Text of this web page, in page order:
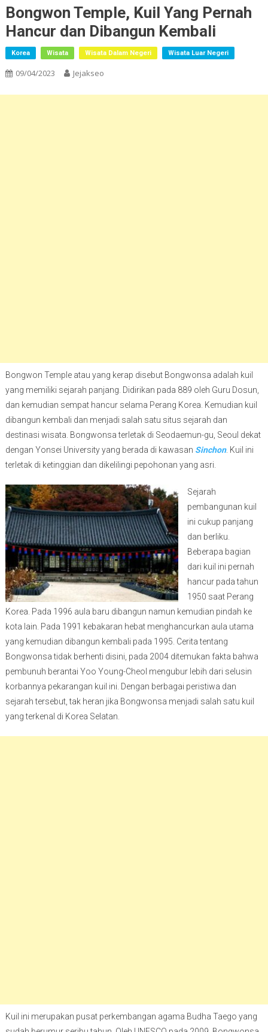
Bongwon Temple, Kuil Yang Pernah
Hancur dan Dibangun Kembali
Korea Wisata Wisata Dalam Negeri Wisata Luar Negeri
09/04/2023 Jejakseo
Bongwon Temple atau yang kerap disebut Bongwonsa adalah kuil
yang memiliki sejarah panjang. Didirikan pada 889 oleh Guru Dosun,
dan kemudian sempat hancur selama Perang Korea. Kemudian kuil
dibangun kembali dan menjadi salah satu situs sejarah dan
destinasi wisata. Bongwonsa terletak di Seodaemun-gu, Seoul dekat
dengan Yonsei University yang berada di kawasan Sinchon. Kuil ini
terletak di ketinggian dan dikelilingi pepohonan yang asri.
Sejarah
pembangunan kuil
ini cukup panjang
dan berliku.
Beberapa bagian
dari kuil ini pernah
hancur pada tahun
1950 saat Perang
Korea. Pada 1996 aula baru dibangun namun kemudian pindah ke
kota lain. Pada 1991 kebakaran hebat menghancurkan aula utama
yang kemudian dibangun kembali pada 1995. Cerita tentang
Bongwonsa tidak berhenti disini, pada 2004 ditemukan fakta bahwa
pembunuh berantai Yoo Young-Cheol mengubur lebih dari selusin
korbannya pekarangan kuil ini. Dengan berbagai peristiwa dan
sejarah tersebut, tak heran jika Bongwonsa menjadi salah satu kuil
yang terkenal di Korea Selatan.
Kuil ini merupakan pusat perkembangan agama Budha Taego yang